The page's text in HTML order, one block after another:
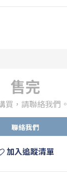
售完
買，請聯絡我們。
聯絡我們
加入追蹤清單